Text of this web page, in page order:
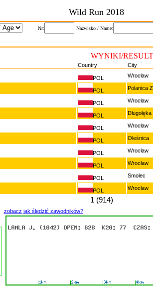
Wild Run 2018
Nr: Nazwisko / Name:
WYNIKI/
Country City
POL Wrocław
POL Polanica
POL Wrocław
POL Długołęka
POL Wrocław
POL Oleśnica
POL Wrocław
POL Wrocław
POL Smolec
POL Wrocław
1 (914)
zobacz jak śledzić zawodników?